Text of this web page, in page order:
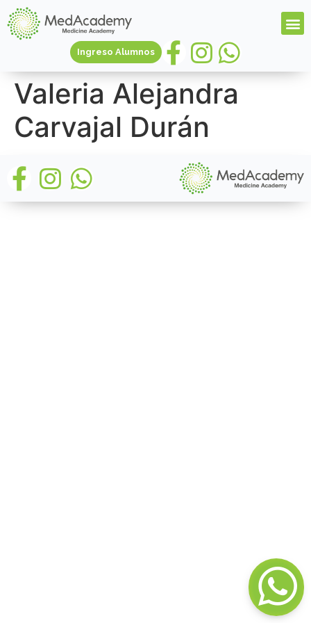
Ingreso Alumnos
Valeria Alejandra
Carvajal Durán